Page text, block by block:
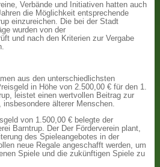
Verbände und Initiativen hatten auch
die Möglichkeit entsprechende
einzureichen. Die bei der Stadt
wurden von der
und nach den Kriterien zur Vergabe
aus den unterschiedlichsten
in Höhe von 2.500,00 € für den 1.
leistet einen wertvollen Beitrag zur
insbesondere älterer Menschen.
von 1.500,00 € belegte der
Barntrup. Der Der Förderverein plant,
des Spieleangebotes in der
neue Regale angeschafft werden, um
Spiele und die zukünftigen Spiele zu